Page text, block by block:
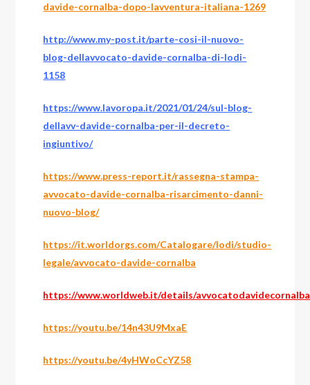
davide-cornalba-dopo-lavventura-italiana-1269
http://www.my-post.it/parte-cosi-il-nuovo-
blog-dellavvocato-davide-cornalba-di-lodi-
1158
https://www.lavoropa.it/2021/01/24/sul-blog-
dellavv-davide-cornalba-per-il-decreto-
ingiuntivo/
https://www.press-report.it/rassegna-stampa-
avvocato-davide-cornalba-risarcimento-danni-
nuovo-blog/
https://it.worldorgs.com/Catalogare/lodi/studio-
legale/avvocato-davide-cornalba
https://www.worldweb.it/details/
https://youtu.be/14n43U9MxaE
https://youtu.be/4yHWoCcYZ58